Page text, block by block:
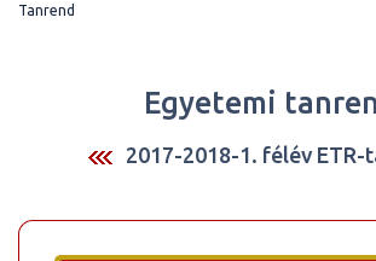
Tanrend
Egyetemi
2017-2018-1. félév ETR-